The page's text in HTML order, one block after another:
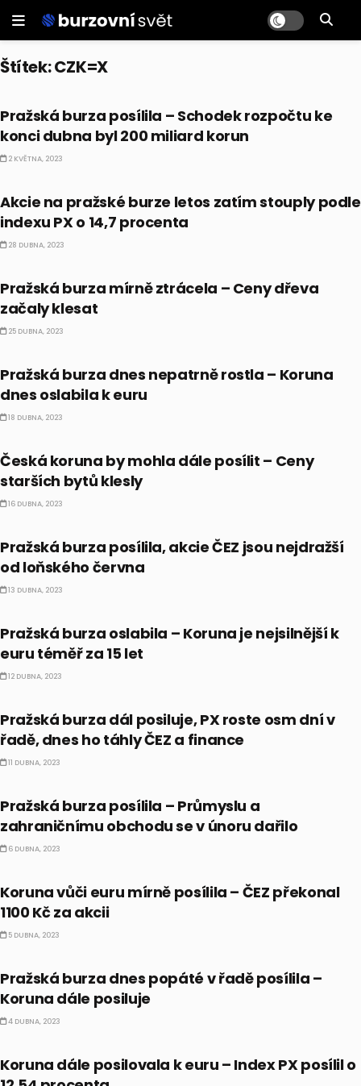
Štítek:CZK=X
Pražská burza posílila – Schodek rozpočtu ke
konci dubna byl 200 miliard korun
2 KVĚTNA, 2023
Akcie na pražské burze letos zatím stouply podle
indexu PX o 14,7 procenta
28 DUBNA, 2023
Pražská burza mírně ztrácela – Ceny dřeva
začaly klesat
25 DUBNA, 2023
Pražská burza dnes nepatrně rostla – Koruna
dnes oslabila k euru
18 DUBNA, 2023
Česká koruna by mohla dále posílit – Ceny
starších bytů klesly
16 DUBNA, 2023
Pražská burza posílila, akcie ČEZ jsou nejdražší
od loňského června
13 DUBNA, 2023
Pražská burza oslabila – Koruna je nejsilnější k
euru téměř za 15 let
12 DUBNA, 2023
Pražská burza dál posiluje, PX roste osm dní v
řadě, dnes ho táhly ČEZ a finance
11 DUBNA, 2023
Pražská burza posílila – Průmyslu a
zahraničnímu obchodu se v únoru dařilo
6 DUBNA, 2023
Koruna vůči euru mírně posílila – ČEZ překonal
1100 Kč za akcii
5 DUBNA, 2023
Pražská burza dnes popáté v řadě posílila –
Koruna dále posiluje
4 DUBNA, 2023
Koruna dále posilovala k euru – Index PX posílil o